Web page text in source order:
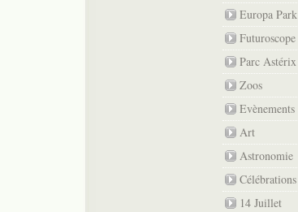
Europa Park
Futuroscope
Parc Astérix
Zoos
Evènements
Art
Astronomie
Célébrations
14 Juillet